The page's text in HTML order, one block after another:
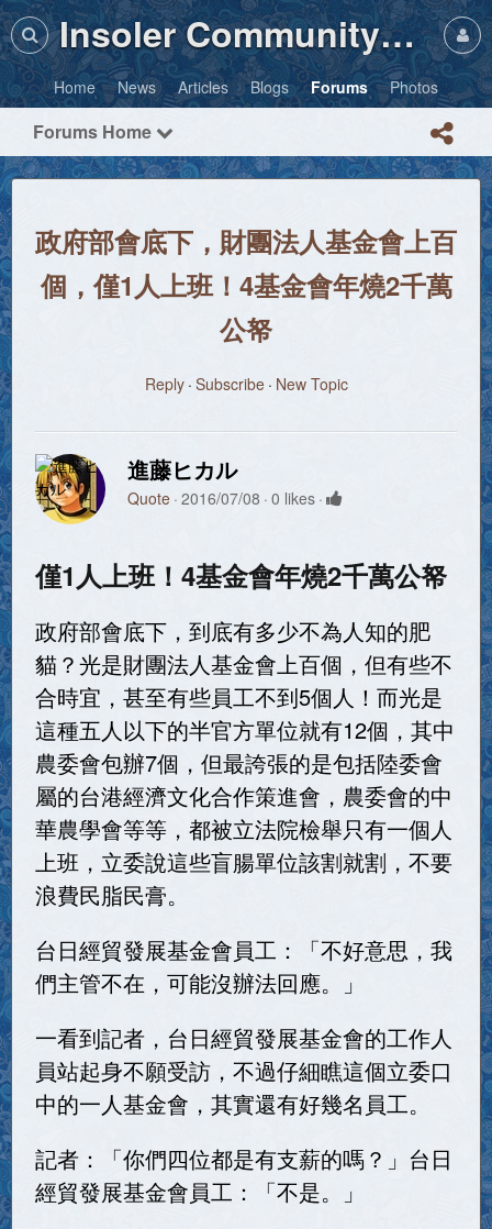
Insoler Community・Photos
Home News Articles Blogs Forums Photos
Forums Home
政府部會底下，財團法人基金會上百
個，僅1人上班！4基金會年燒2千萬
公帑
Reply Subscribe New Topic
進藤ヒカル
Quote 2016/07/08 0 likes
僅1人上班！4基金會年燒2千萬公帑
政府部會底下，到底有多少不為人知的肥
貓？光是財團法人基金會上百個，但有些不
合時宜，甚至有些員工不到5個人！而光是
這種五人以下的半官方單位就有12個，其中
農委會包辦7個，但最誇張的是包括陸委會
屬的台港經濟文化合作策進會，農委會的中
華農學會等等，都被立法院檢舉只有一個人
上班，立委說這些盲腸單位該割就割，不要
浪費民脂民膏。
台日經貿發展基金會員工：「不好意思，我
們主管不在，可能沒辦法回應。」
一看到記者，台日經貿發展基金會的工作人
員站起身不願受訪，不過仔細瞧這個立委口
中的一人基金會，其實還有好幾名員工。
記者：「你們四位都是有支薪的嗎？」台日
經貿發展基金會員工：「不是。」